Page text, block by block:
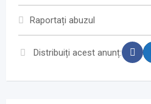
Raportați abuzul
Distribuiți acest anunț: